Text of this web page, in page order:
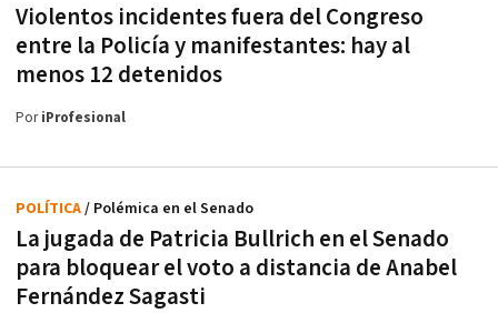
Violentos incidentes fuera del Congreso
entre la Policía y manifestantes: hay al
menos 12 detenidos
PoriProfesional
La jugada de Patricia Bullrich en el Senado
para bloquear el voto a distancia de Anabel
Fernández Sagasti
POLÍTICA/ Polémica en el Senado